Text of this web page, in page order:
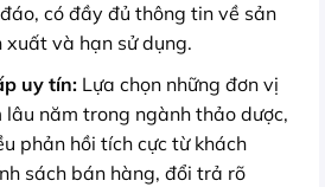
có đầy đủ thông tin về sản
xuất và hạn sử dụng.
uy tín:Lựa chọn những đơn vị
lâu năm trong ngành thảo dược,
phản hồi tích cực từ khách
sách bán hàng, đổi trả rõ